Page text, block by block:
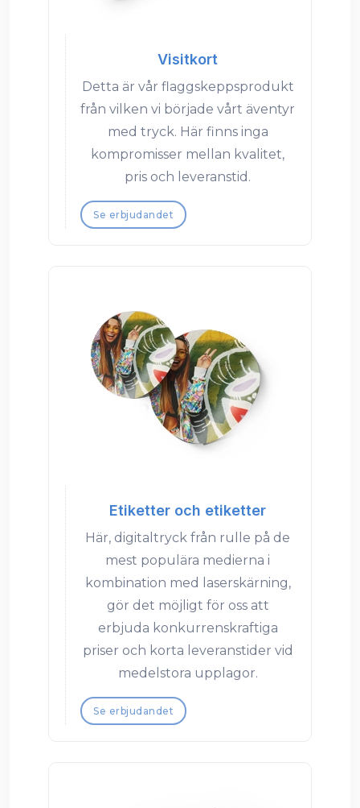
Visitkort
Detta är vår flaggskeppsprodukt
från vilken vi började vårt äventyr
med tryck. Här finns inga
kompromisser mellan kvalitet,
pris och leveranstid.
Se erbjudandet
Etiketter och etiketter
Här, digitaltryck från rulle på de
mest populära medierna i
kombination med laserskärning,
gör det möjligt för oss att
erbjuda konkurrenskraftiga
priser och korta leveranstider vid
medelstora upplagor.
Se erbjudandet